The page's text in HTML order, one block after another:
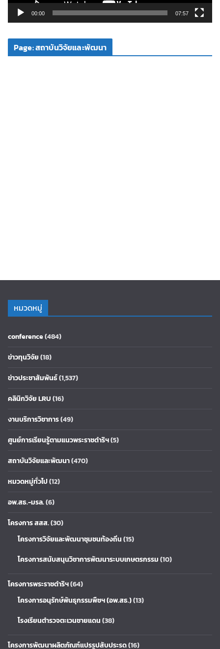
ดี
00:00 07:57
Page: สถาบันวิจัยและพัฒนา
หมวดหมู่
conference(484)
ข่าวทุนวิจัย(18)
ข่าวประชาสัมพันธ์(1,537)
คลินิกวิจัย LRU(16)
งานบริการวิชาการ(49)
ศูนย์การเรียนรู้ตามแนวพระราชดำริฯ(5)
สถาบันวิจัยและพัฒนา(470)
หมวดหมู่ทั่วไป(12)
อพ.สธ.-มรล.(6)
โครงการ สสส.(30)
โครงการวิจัยและพัฒนาชุมชนท้องถิ่น(15)
โครงการสนับสนุนวิชาการพัฒนาระบบเกษตรกรรม(10)
โครงการพระราชดำริฯ(64)
โครงการอนุรักษ์พันธุกรรมพืชฯ (อพ.สธ.)(13)
โรงเรียนตำรวจตะเวนชายแดน(38)
โครงการพัฒนาผลิตภัณฑ์แปรรูปสับประรด(16)